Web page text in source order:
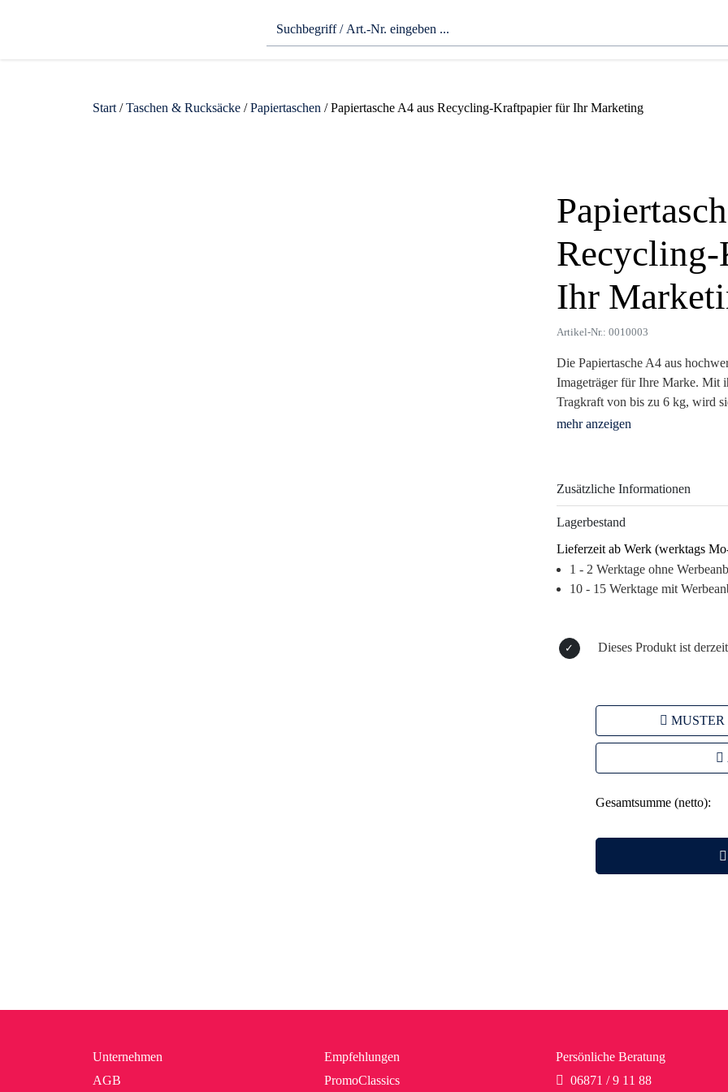
Start /Taschen & Rucksäcke /Papiertaschen / Papiertasche A4 aus Recycling-Kraftpapier für Ihr Marketing
Ihr
Artikel-Nr.: 0010003
Die Papiertasche A4 aus
Imageträger für Ihre Marke. Mit
Tragkraft von bis zu 6 kg, wird
sondern auch zum stilvollen
Dank der vielfältigen
im täglichen Geschäft, diese
Botschafter Ihrer Werte. Stärken
Verantwortung für unsere
– Nachhaltigkeit steigert das
– Langlebigkeit fördert den
Zusätzliche Informationen
Lagerbestand
Lieferzeit ab Werk (werktags
1 - 2 Werktage ohne
10 - 15 Werktage mit
Dieses Produkt ist
MUSTER
Gesamtsumme (netto):
Unternehmen
AGB
Empfehlungen
PromoClassics
Persönliche Beratung
06871 / 9 11 88